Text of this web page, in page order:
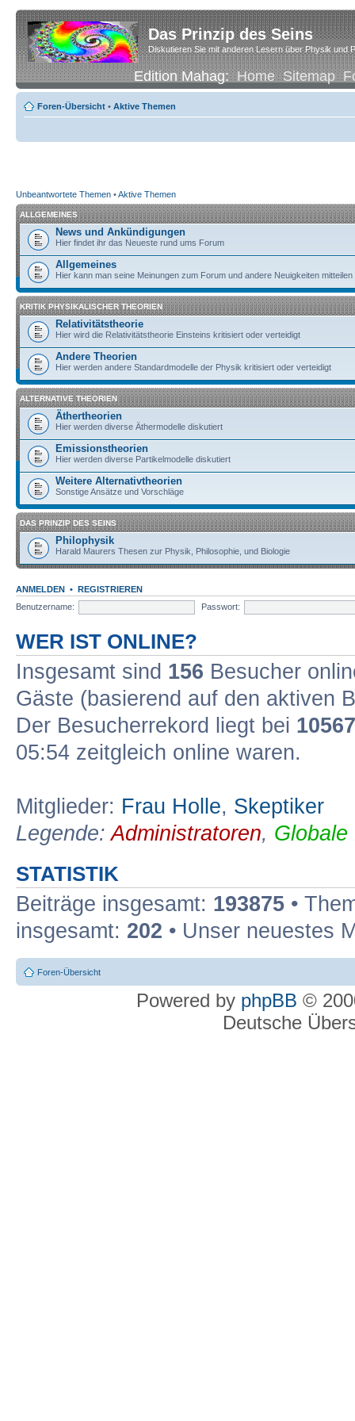
Das Prinzip des Seins
Diskutieren Sie mit anderen Lesern über Physik und
Edition Mahag:Home Sitemap
Foren-Übersicht • Aktive Themen
Unbeantwortete Themen •Aktive Themen
ALLGEMEINES
News und Ankündigungen
Hier findet ihr das Neueste rund ums Forum
Allgemeines
Hier kann man seine Meinungen zum Forum und andere Neuigkeiten mitteilen
KRITIK PHYSIKALISCHER THEORIEN
Relativitätstheorie
Hier wird die Relativitätstheorie Einsteins kritisiert oder verteidigt
Andere Theorien
Hier werden andere Standardmodelle der Physik kritisiert oder verteidigt
ALTERNATIVE THEORIEN
Äthertheorien
Hier werden diverse Äthermodelle diskutiert
Emissionstheorien
Hier werden diverse Partikelmodelle diskutiert
Weitere Alternativtheorien
Sonstige Ansätze und Vorschläge
DAS PRINZIP DES SEINS
Philophysik
Harald Maurers Thesen zur Physik, Philosophie, und Biologie
ANMELDEN • REGISTRIEREN
Benutzername:
Passwort:
WER IST ONLINE?
Insgesamt sind 156 Besucher
Gäste (basierend auf den aktiven
Der Besucherrekord liegt bei 10567
05:54 zeitgleich online waren.
Mitglieder: Frau Holle, Skeptiker
Legende:Administratoren, Globale
STATISTIK
Beiträge insgesamt: 193875 •
insgesamt: 202 • Unser neuestes
Foren-Übersicht
Powered by phpBB ©
Deutsche